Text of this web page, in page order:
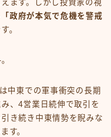
ます。しかし投資家の視
「政府が本気で危機を警戒
。
中東での軍事衝突の長期
、4営業日続伸で取引を
き続き中東情勢を睨みな
す。